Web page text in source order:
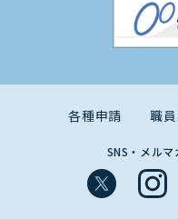
各種申請 職
SNS・メル